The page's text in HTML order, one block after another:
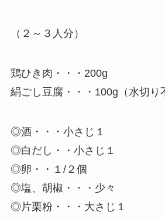
（２～３人分）
鶏ひき肉・・・200g
絹ごし豆腐・・・100g（水切り
◎酒・・・小さじ１
◎白だし・・小さじ１
◎卵・・１/２個
◎塩、胡椒・・・少々
◎片栗粉・・・大さじ１